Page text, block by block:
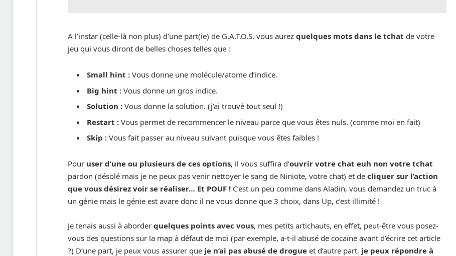
A l’instar (celle-là non plus) d’une part(ie) de G.A.T.O.S. vous aurezquelques mots dans le tchat de votre
jeu qui vous diront de belles choses telles que :
Small hint :Vous donne une molécule/atome d’indice.
Big hint :Vous donne un gros indice.
Solution :Vous donne la solution. (j’ai trouvé tout seul !)
Restart :Vous permet de recommencer le niveau parce que vous êtes nuls. (comme moi en fait)
Skip :Vous fait passer au niveau suivant puisque vous êtes faibles !
Pour user d’une ou plusieurs de ces options, il vous suffira d’ouvrir votre chat euh non votre tchat
pardon (désolé mais je ne peux pas venir nettoyer le sang de Niniote, votre chat) et de cliquer sur l’action
que vous désirez voir se réaliser… Et POUF ! C’est un peu comme dans Aladin, vous demandez un truc à
un génie mais le génie est avare donc il ne vous donne que 3 choix, dans Up, c’est illimité !
Je tenais aussi à aborderquelques points avec vous, mes petits artichauts, en effet, peut-être vous posez-
vous des questions sur la map à défaut de moi (par exemple, a-t-il abusé de cocaïne avant d’écrire cet article
?) D’une part, je peux vous assurer que je n’ai pas abusé de drogue et d’autre part, je peux répondre à